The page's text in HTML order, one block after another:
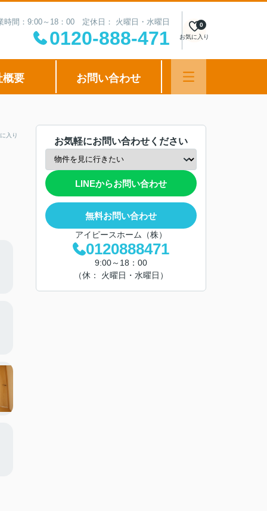
時間：9:00～18：00 定休日： 火曜日・水曜日
0120-888-471 お気に入り
0
概要 お問い合わせ
入り
お気軽にお問い合わせください
LINEからお問い合わせ
無料お問い合わせ
アイピースホーム（株）
0120888471
9:00～18：00
（休： 火曜日・水曜日）